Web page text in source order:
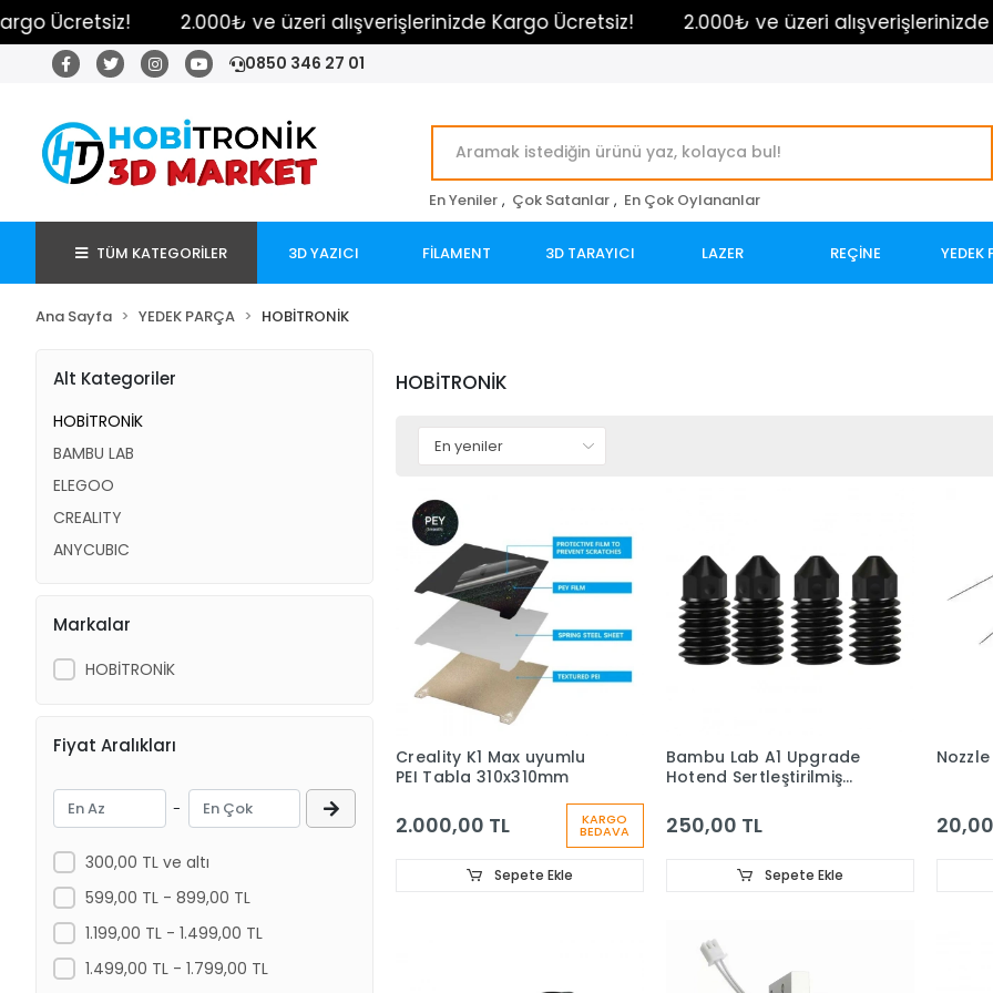
Ücretsiz! 2.000₺ ve üzeri alışverişlerinizde Kargo Ücretsiz! 2.000₺ ve üzeri alışverişlerinizde
0850 346 27 01
En Yeniler , Çok Satanlar , En Çok Oylananlar
TÜM KATEGORİLER 3D YAZICI FİLAMENT 3D TARAYICI LAZER REÇİNE YEDEK
Ana Sayfa YEDEK PARÇA HOBİTRONİK
Alt Kategoriler
HOBİTRONİK
BAMBU LAB
ELEGOO
CREALITY
ANYCUBIC
Markalar
HOBİTRONİK
Fiyat Aralıkları
-
300,00 TL ve altı
599,00 TL - 899,00 TL
1.199,00 TL - 1.499,00 TL
1.499,00 TL - 1.799,00 TL
HOBİTRONİK
Creality K1 Max uyumlu
PEI Tabla 310x310mm
2.000,00 TL KARGO
BEDAVA
Sepete Ekle
Bambu Lab A1 Upgrade
Hotend Sertleştirilmiş
250,00 TL
Sepete Ekle